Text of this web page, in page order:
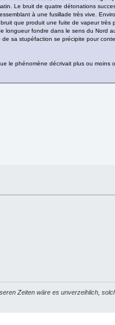
Le bruit de quatre détonations
à une fusillade très vive.
que produit une fuite de vapeur très
fondre dans le sens du Nord
sa stupéfaction se précipite pour
le phénomène décrivait plus ou
Zeiten wäre es unverzeihlich,